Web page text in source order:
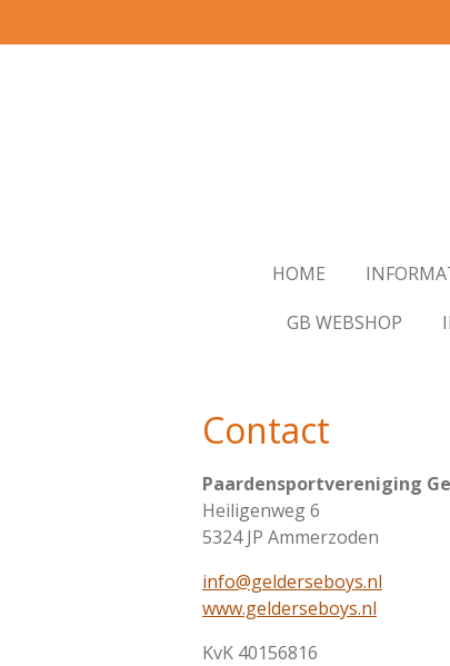
direct
HOME
GB WEBSHOP
Contact
Paardensportvereniging
Heiligenweg 6
5324 JP Ammerzoden
info@gelderseboys.nl
www.gelderseboys.nl
KvK 40156816